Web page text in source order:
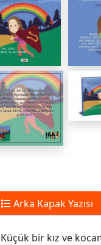
Arka Kapak Yazısı
Küçük bir kız ve